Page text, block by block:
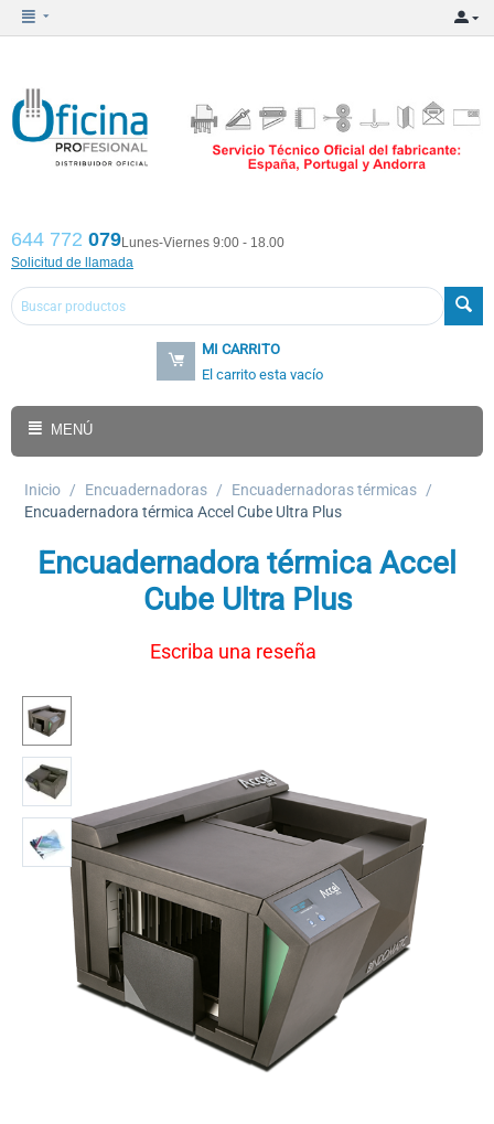
644 772 079Lunes-Viernes 9:00 - 18.00
Solicitud de llamada
MI CARRITO
El carrito esta vacío
MENÚ
Inicio / Encuadernadoras / Encuadernadoras térmicas /
Encuadernadora térmica Accel Cube Ultra Plus
Encuadernadora térmica Accel
Cube Ultra Plus
Escriba una reseña